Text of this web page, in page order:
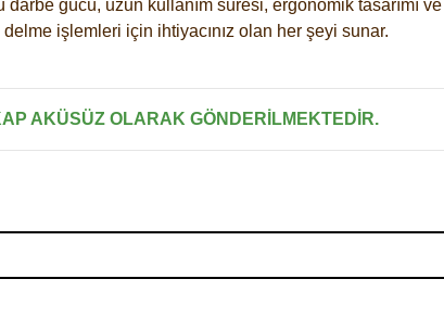
gücü, uzun kullanım süresi, ergonomik tasarımı
işlemleri için ihtiyacınız olan her şeyi sunar.
AKÜSÜZ OLARAK GÖNDERİLMEKTEDİR.